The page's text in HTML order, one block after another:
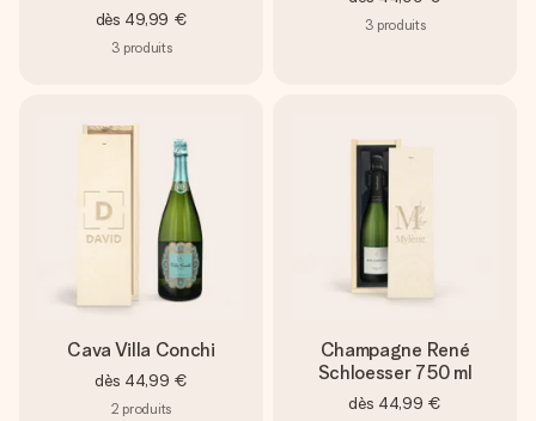
dès 49,99 €
3 produits
3 produits
Cava Villa Conchi
dès 44,99 €
2 produits
Champagne René
Schloesser 750 ml
dès 44,99 €